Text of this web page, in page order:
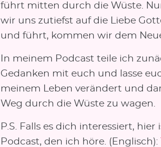
führt mitten durch die Wüste.
wir uns zutiefst auf die Liebe
und führt, kommen wir dem
In meinem Podcast teile ich
Gedanken mit euch und lasse
meinem Leben verändert und
Weg durch die Wüste zu wagen.
P.S. Falls es dich interessiert,
Podcast, den ich höre. (Englisch):